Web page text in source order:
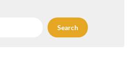
Search